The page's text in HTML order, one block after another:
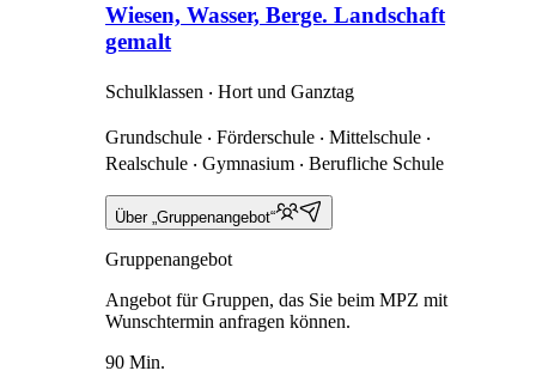
Wiesen, Wasser, Berge. Landschaft
gemalt
Schulklassen ‧ Hort und Ganztag
Grundschule ‧ Förderschule ‧ Mittelschule ‧
Realschule ‧ Gymnasium ‧ Berufliche Schule
Über „Gruppenangebot“
Gruppenangebot
Angebot für Gruppen, das Sie beim MPZ mit
Wunschtermin anfragen können.
90 Min.